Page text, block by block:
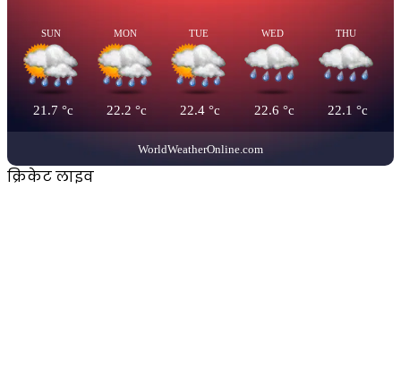
SUN
21.7 °c
MON
22.2 °c
TUE
22.4 °c
WED
22.6 °c
THU
22.1 °c
WorldWeatherOnline.com
क्रिकेट लाइव